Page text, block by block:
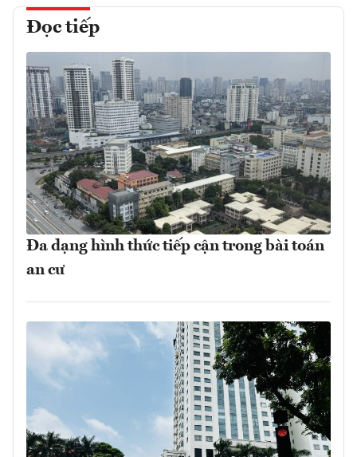
Đọc tiếp
Đa dạng hình thức tiếp cận trong bài toán
an cư